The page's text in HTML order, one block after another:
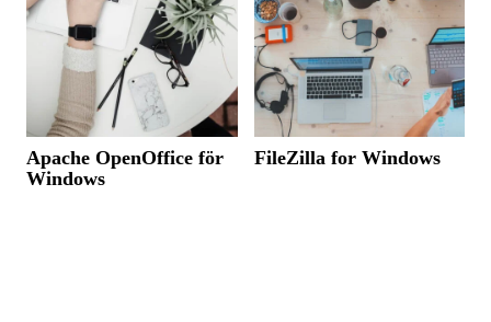
Apache OpenOffice för
Windows
FileZilla for Windows